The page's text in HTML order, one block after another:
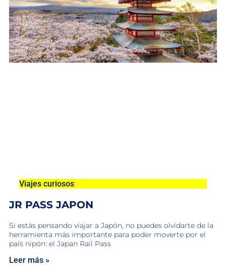
Viajes curiosos
JR PASS JAPON
Si estás pensando viajar a Japón, no puedes olvidarte de la
herramienta más importante para poder moverte por el
país nipón: el Japan Rail Pass
Leer más »